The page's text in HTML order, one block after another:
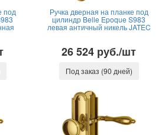
под Ручка дверная на планке под
цилиндр Belle Epoque S983
левая античный никель JATEC
26 524 руб./шт
Под заказ (90 дней)